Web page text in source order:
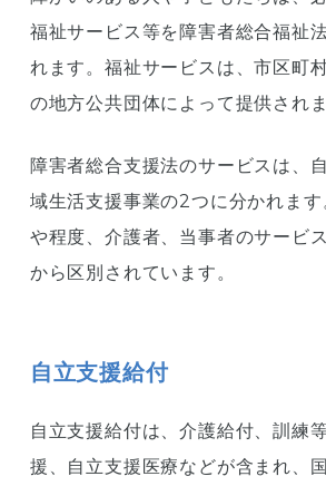
その他
短時間労働者の雇用率への
障害者総合支援法で受けら
まとめ
は？働き方やメリット・デ
福祉サービス等を障害者総合福祉
れます。福祉サービスは、市区町
の地方公共団体によって提供されま
障害者総合支援法のサービスは、
域生活支援事業の2つに分かれま
や程度、介護者、当事者のサービ
から区別されています。
自立支援給付
自立支援給付は、介護給付、訓練
援、自立支援医療などが含まれ、